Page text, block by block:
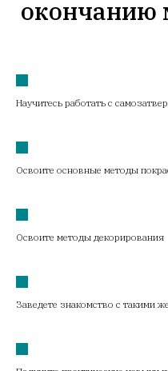
окончанию
Научитесь работать с
Освоите основные методы
Освоите методы декорирования
Заведете знакомство с такими